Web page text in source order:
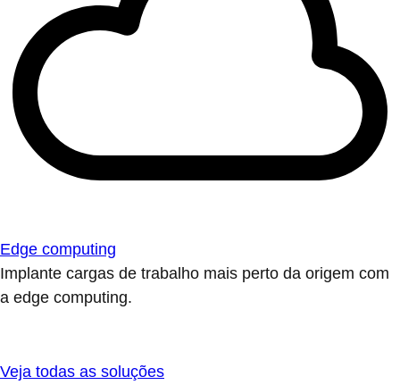
Edge computing
Implante cargas de trabalho mais perto da origem com
a edge computing.
Veja todas as soluções